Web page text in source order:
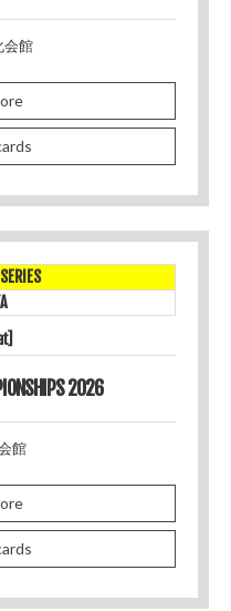
会館
2026
館